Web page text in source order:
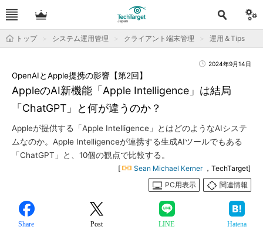
トップ システム運用管理 クライアント端末管理 運用＆Tips
2024年9月14日
AppleのAI新機能「Apple Intelligence」は結局
「ChatGPT」と何が違うのか？
OpenAIとApple提携の影響【第2回】
Appleが提供する「Apple Intelligence」とはどのようなAIシステ
ムなのか。Apple Intelligenceが連携する生成AIツールでもある
「ChatGPT」と、10個の観点で比較する。
[ Sean Michael Kerner ，TechTarget]
PC用表示
関連情報
Share Post LINE Hatena